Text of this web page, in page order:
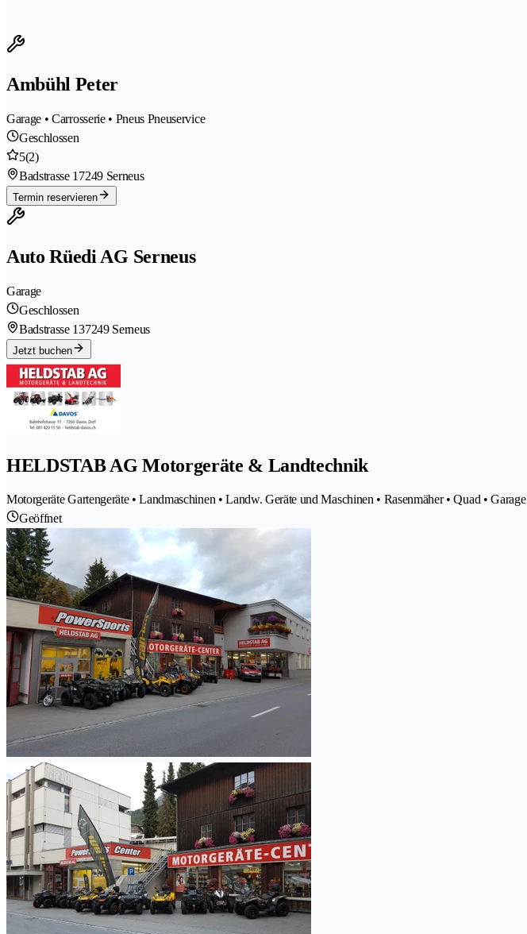
Ambühl Peter
Garage • Carrosserie • Pneus Pneuservice
Geschlossen
5(2)
Badstrasse 1 7249 Serneus
Termin reservieren
Auto Rüedi AG Serneus
Garage
Geschlossen
Badstrasse 137249 Serneus
Jetzt buchen
HELDSTAB AG Motorgeräte & Landtechnik
Motorgeräte Gartengeräte • Landmaschinen • Landw. Geräte und Maschinen • Rasenmäher • Quad • Garage
Geöffnet